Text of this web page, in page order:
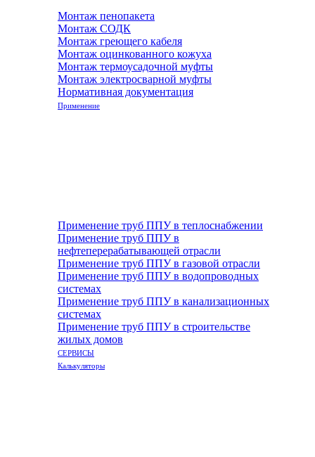
Монтаж пенопакета
Монтаж СОДК
Монтаж греющего кабеля
Монтаж оцинкованного кожуха
Монтаж термоусадочной муфты
Монтаж электросварной муфты
Нормативная документация
Применение
Применение труб ППУ в теплоснабжении
Применение труб ППУ в
нефтеперерабатывающей отрасли
Применение труб ППУ в газовой отрасли
Применение труб ППУ в водопроводных
системах
Применение труб ППУ в канализационных
системах
Применение труб ППУ в строительстве
жилых домов
СЕРВИСЫ
Калькуляторы